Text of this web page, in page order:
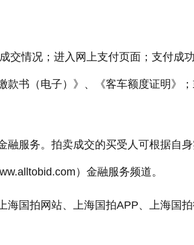
情况；进入网上支付页面；支付成
款书（电子）》、《客车额度证明》
服务。拍卖成交的买受人可根据自
）金融服务频道。
国拍网站、上海国拍APP、上海国